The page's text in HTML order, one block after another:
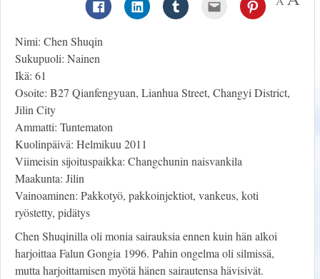
Nimi: Chen Shuqin
Sukupuoli: Nainen
Ikä: 61
Osoite: B27 Qianfengyuan, Lianhua Street, Changyi District,
Jilin City
Ammatti: Tuntematon
Kuolinpäivä: Helmikuu 2011
Viimeisin sijoituspaikka: Changchunin naisvankila
Maakunta: Jilin
Vainoaminen: Pakkotyö, pakkoinjektiot, vankeus, koti
ryöstetty, pidätys
Chen Shuqinilla oli monia sairauksia ennen kuin hän alkoi
harjoittaa Falun Gongia 1996. Pahin ongelma oli silmissä,
mutta harjoittamisen myötä hänen sairautensa hävisivät.